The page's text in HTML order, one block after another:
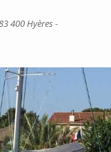
400 Hyères -